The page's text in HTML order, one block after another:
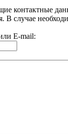
контактные
В случае
E-mail: